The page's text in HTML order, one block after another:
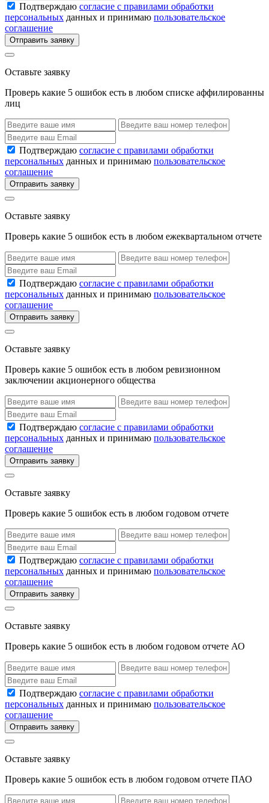
Подтверждаю согласие с правилами обработки
персональных данных и принимаю пользовательское
соглашение
Отправить заявку
Оставьте заявку
Проверь какие 5 ошибок есть в любом списке аффилированны
лиц
Подтверждаю согласие с правилами обработки
персональных данных и принимаю пользовательское
соглашение
Отправить заявку
Оставьте заявку
Проверь какие 5 ошибок есть в любом ежеквартальном отчете
Подтверждаю согласие с правилами обработки
персональных данных и принимаю пользовательское
соглашение
Отправить заявку
Оставьте заявку
Проверь какие 5 ошибок есть в любом ревизионном
заключении акционерного общества
Подтверждаю согласие с правилами обработки
персональных данных и принимаю пользовательское
соглашение
Отправить заявку
Оставьте заявку
Проверь какие 5 ошибок есть в любом годовом отчете
Подтверждаю согласие с правилами обработки
персональных данных и принимаю пользовательское
соглашение
Отправить заявку
Оставьте заявку
Проверь какие 5 ошибок есть в любом годовом отчете АО
Подтверждаю согласие с правилами обработки
персональных данных и принимаю пользовательское
соглашение
Отправить заявку
Оставьте заявку
Проверь какие 5 ошибок есть в любом годовом отчете ПАО